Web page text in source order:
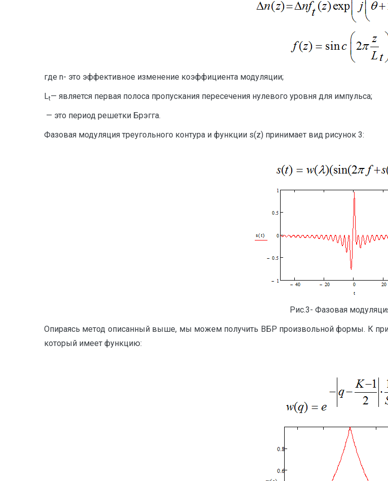
где n- это эффективное изменение коэффициента модуляции;
Lt— является первая полоса пропускания пересечения нулевого уровня для импульса;
— это период решетки Брэгга.
Фазовая модуляция треугольного контура и функции s(z) принимает вид рисунок 3:
Рис.3- Фазовая
Опираясь метод описанный выше, мы можем получить ВБР произвольной формы. К
который имеет функцию: